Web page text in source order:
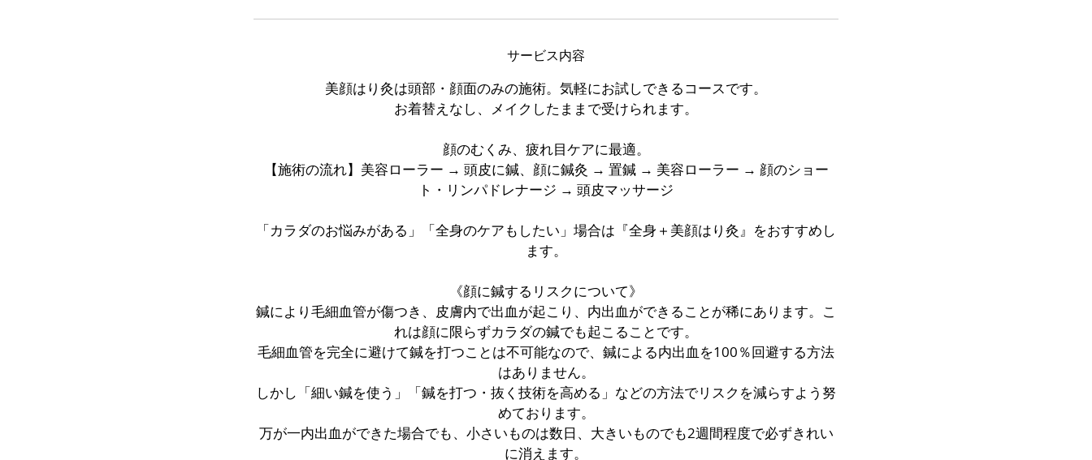
サービス内容
美顔はり灸は頭部・顔面のみの施術。気軽にお試しできるコースです。
お着替えなし、メイクしたままで受けられます。
顔のむくみ、疲れ目ケアに最適。
【施術の流れ】美容ローラー → 頭皮に鍼、顔に鍼灸 → 置鍼 → 美容ローラー → 顔のショー
ト・リンパドレナージ → 頭皮マッサージ
「カラダのお悩みがある」「全身のケアもしたい」場合は『全身＋美顔はり灸』をおすすめし
ます。
《顔に鍼するリスクについて》
鍼により毛細血管が傷つき、皮膚内で出血が起こり、内出血ができることが稀にあります。こ
れは顔に限らずカラダの鍼でも起こることです。
毛細血管を完全に避けて鍼を打つことは不可能なので、鍼による内出血を100％回避する方法
はありません。
しかし「細い鍼を使う」「鍼を打つ・抜く技術を高める」などの方法でリスクを減らすよう努
めております。
万が一内出血ができた場合でも、小さいものは数日、大きいものでも2週間程度で必ずきれい
に消えます。